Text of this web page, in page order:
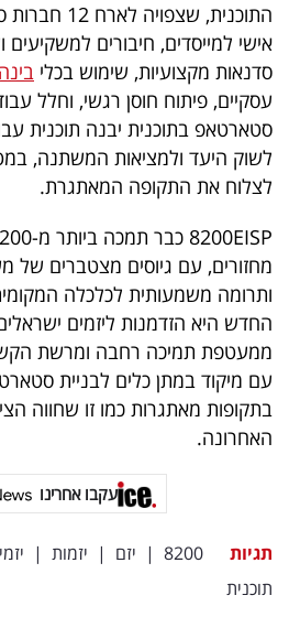
פודקאסט
40
UNDER
40
שיתופי
פעולה
דרושים
ניוזלטרים
אדום
התוכנית,
אישי למייסדים, חיבורים למשקיעים
סדנאות מקצועיות, שימוש בכלי
עסקיים, פיתוח חוסן רגשי, וחלל
סטארטאפ בתוכנית יבנה תוכנית
לשוק היעד ולמציאות המשתנה,
לצלוח את התקופה המאתגרת.
מחזורים, עם גיוסים מצטברים של
ותרומה משמעותית לכלכלה
החדש היא הזדמנות ליזמים
עם מיקוד במתן כלים לבניית
בתקופות מאתגרות כמו זו שחווה
האחרונה.
עקבו אחרינו
תגיות 8200
| יזם | יזמות |
תוכנית